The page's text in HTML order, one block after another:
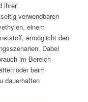
ihrer
verwendbaren
einem
ermöglicht den
Dabei
im Bereich
oder beim
dauerhaften